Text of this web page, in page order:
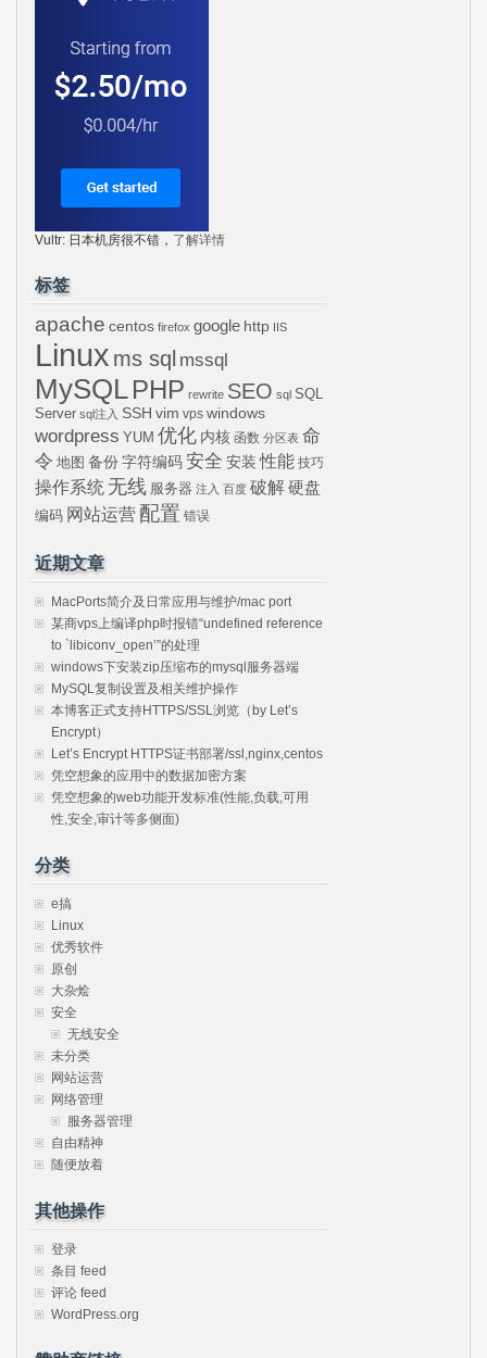
Vultr: 日本机房很不错， 了解详情
标签
apache centos firefox google http IIS
Linux ms sql mssql
MySQL PHP rewrite SEO sql SQL
Server sql注入 SSH vim vps windows
wordpress YUM 优化 内核 函数 分区表 命
令 地图 备份 字符编码 安全 安装 性能 技巧
操作系统 无线 服务器 注入 百度 破解硬盘
编码 网站运营 配置 错误
近期文章
MacPorts简介及日常应用与维护/mac port
某商vps上编译php时报错“undefined reference
to `libiconv_open’”的处理
windows下安装zip压缩布的mysql服务器端
MySQL复制设置及相关维护操作
本博客正式支持HTTPS/SSL浏览（by Let’s
Encrypt）
Let’s Encrypt HTTPS证书部署/ssl,nginx,centos
凭空想象的应用中的数据加密方案
凭空想象的web功能开发标准(性能,负载,可用
性,安全,审计等多侧面)
分类
e搞
Linux
优秀软件
原创
大杂烩
安全
无线安全
未分类
网站运营
网络管理
服务器管理
自由精神
随便放着
其他操作
登录
条目 feed
评论 feed
WordPress.org